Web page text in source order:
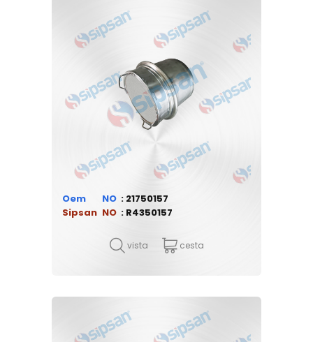
Oem
21750157
Sipsan
R4350157
vista cesta